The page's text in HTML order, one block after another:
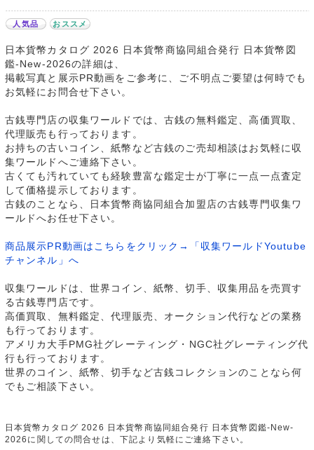
人気品 おススメ
日本貨幣カタログ 2026 日本貨幣商協同組合発行 日本貨幣図
鑑-New-2026の詳細は、
掲載写真と展示PR動画をご参考に、ご不明点ご要望は何時でも
お気軽にお問合せ下さい。
古銭専門店の収集ワールドでは、古銭の無料鑑定、高価買取、
代理販売も行っております。
お持ちの古いコイン、紙幣など古銭のご売却相談はお気軽に収
集ワールドへご連絡下さい。
古くても汚れていても経験豊富な鑑定士が丁寧に一点一点査定
して価格提示しております。
古銭のことなら、日本貨幣商協同組合加盟店の古銭専門収集ワ
ールドへお任せ下さい。
商品展示PR動画はこちらをクリック→「収集ワールドYoutube
チャンネル」へ
収集ワールドは、世界コイン、紙幣、切手、収集用品を売買す
る古銭専門店です。
高価買取、無料鑑定、代理販売、オークション代行などの業務
も行っております。
アメリカ大手PMG社グレーティング・NGC社グレーティング代
行も行っております。
世界のコイン、紙幣、切手など古銭コレクションのことなら何
でもご相談下さい。
日本貨幣カタログ 2026 日本貨幣商協同組合発行 日本貨幣図鑑-New-
2026に関しての問合せは、下記より気軽にご連絡下さい。